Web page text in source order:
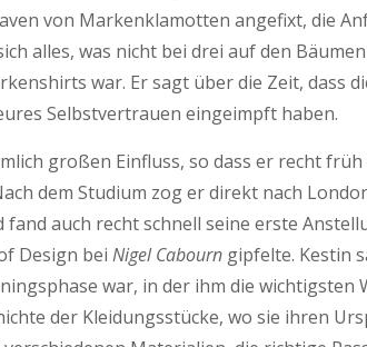
von Markenklamotten angefixt, die
alles, was nicht bei drei auf den
war. Er sagt über die Zeit, dass
Selbstvertrauen eingeimpft haben.
großen Einfluss, so dass er recht
dem Studium zog er direkt nach
auch recht schnell seine erste
Design bei Nigel Cabourn gipfelte. Kestin
war, in der ihm die wichtigsten
der Kleidungsstücke, wo sie ihren